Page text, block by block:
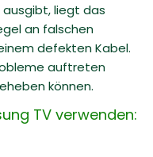
ausgibt, liegt das
an falschen
defekten Kabel.
auftreten
können.
TV verwenden: